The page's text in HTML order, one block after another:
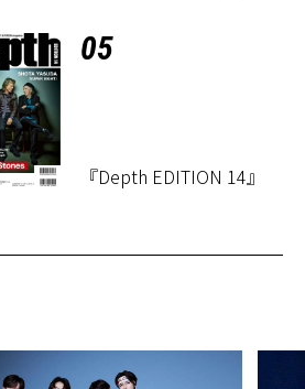
05
『Depth EDITION 14』